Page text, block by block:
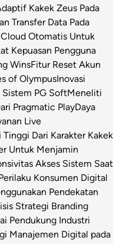
Kakek Zeus Pada
Transfer Data Pada
Otomatis Untuk
Kepuasan Pengguna
WinsFitur Reset Akun
of OlympusInovasi
Sistem PG SoftMeneliti
Pragmatic PlayDaya
Live
Dari Karakter Kakek
Untuk Menjamin
Akses Sistem Saat
Konsumen Digital
Pendekatan
Strategi Branding
Pendukung Industri
Manajemen Digital pada